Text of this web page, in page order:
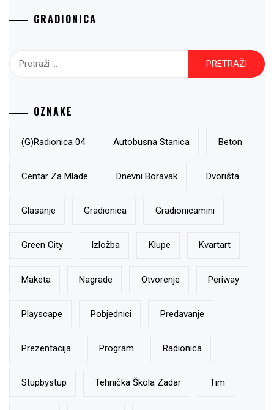
GRADIONICA
Pretraži:
OZNAKE
(g)radionica 04 Autobusna Stanica Beton
Centar Za Mlade Dnevni Boravak Dvorišta
Glasanje Gradionica Gradionicamini
Green City Izložba Klupe Kvartart
Maketa Nagrade Otvorenje Periway
Playscape Pobjednici Predavanje
Prezentacija Program Radionica
Stupbystup Tehnička Škola Zadar Tim